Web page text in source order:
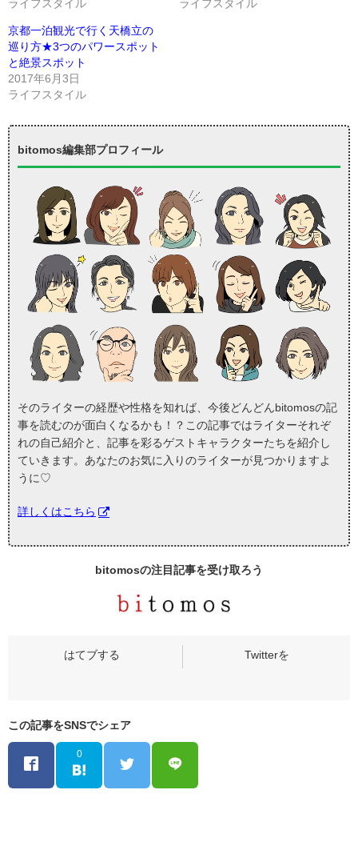
ライフスタイル ライフスタイル
京都一泊観光で行く天橋立の
巡り方★3つのパワースポット
と絶景スポット
2017年6月3日
ライフスタイル
bitomos編集部プロフィール
そのライターの経歴や性格を知れば、今後どんどんbitomosの記
事を読むのが面白くなるかも！？この記事ではライターそれぞ
れの自己紹介と、記事を彩るゲストキャラクターたちを紹介し
ていきます。あなたのお気に入りのライターが見つかりますよ
うに♡
詳しくはこちら
bitomosの注目記事を受け取ろう
この記事をSNSでシェア
0